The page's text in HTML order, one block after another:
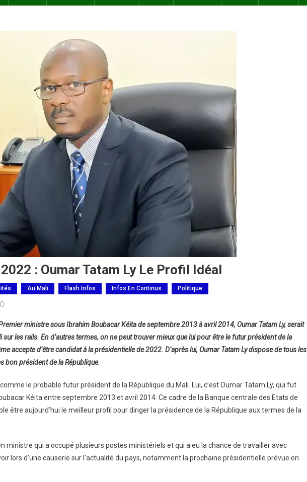
: Oumar Tatam Ly Le Profil Idéal
Au Mali Flash Infos Infos En Continus Politique
ministre sous Ibrahim Boubacar Kéita de septembre 2013 à avril 2014, Oumar Tatam Ly, serait
les rails. En d’autres termes, on ne peut trouver mieux que lui pour être le futur président de la
accepte d’être candidat à la présidentielle de 2022. D’après lui, Oumar Tatam Ly dispose de tous les
bon président de la République.
le probable futur président de la République du Mali. Lui, c’est Oumar Tatam Ly, qui fut
Kéita entre septembre 2013 et avril 2014. Ce cadre de la Banque centrale des Etats de
être aujourd’hui le meilleur profil pour diriger la présidence de la République aux termes de la
ministre qui a occupé plusieurs postes ministériels et qui a eu la chance de travailler avec
lors d’une causerie sur l’actualité du pays, notamment la prochaine présidentielle prévue en